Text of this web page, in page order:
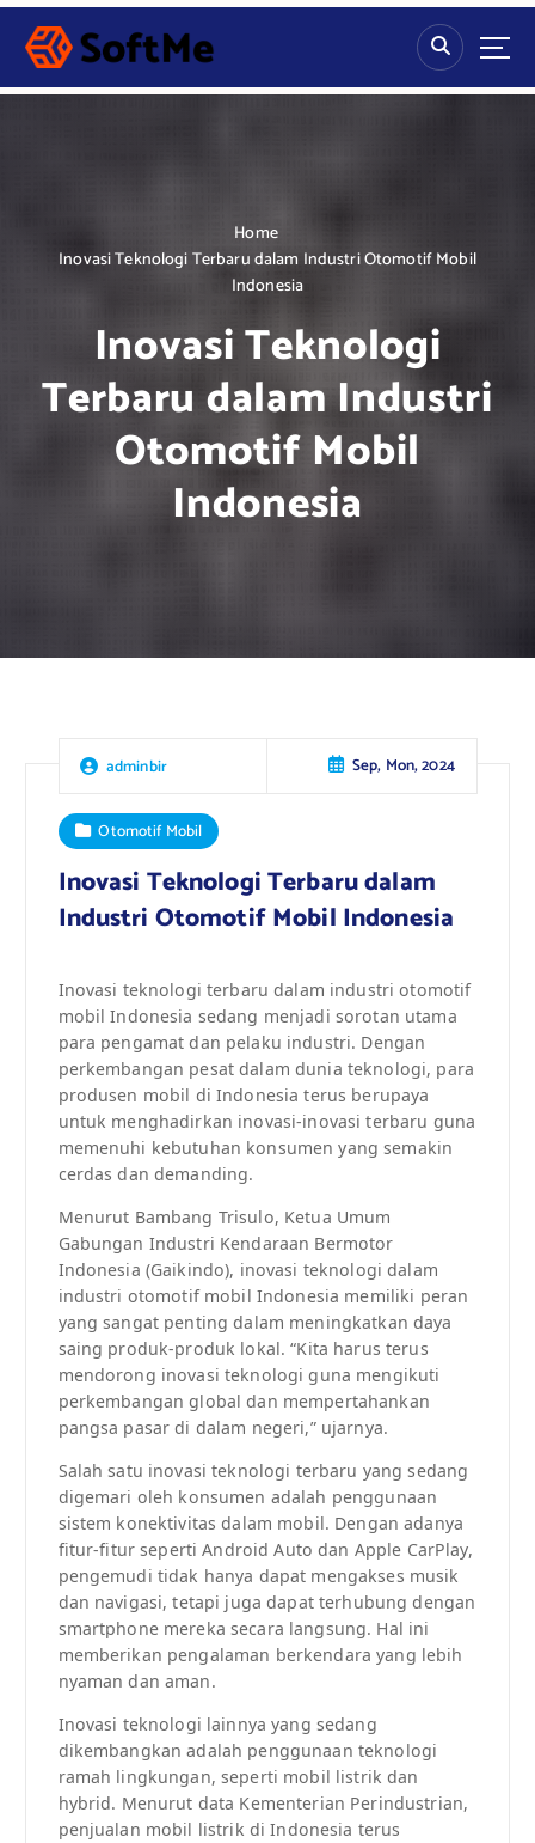
S
p
Home
Inovasi Teknologi Terbaru dalam Industri Otomotif Mobil
Indonesia
Inovasi Teknologi
Terbaru dalam Industri
Otomotif Mobil
Indonesia
adminbir Sep, Mon, 2024
Otomotif Mobil
Inovasi Teknologi Terbaru dalam
Industri Otomotif Mobil Indonesia
Inovasi teknologi terbaru dalam industri otomotif
mobil Indonesia sedang menjadi sorotan utama
para pengamat dan pelaku industri. Dengan
perkembangan pesat dalam dunia teknologi, para
produsen mobil di Indonesia terus berupaya
untuk menghadirkan inovasi-inovasi terbaru guna
memenuhi kebutuhan konsumen yang semakin
cerdas dan demanding.
Menurut Bambang Trisulo, Ketua Umum
Gabungan Industri Kendaraan Bermotor
Indonesia (Gaikindo), inovasi teknologi dalam
industri otomotif mobil Indonesia memiliki peran
yang sangat penting dalam meningkatkan daya
saing produk-produk lokal. “Kita harus terus
mendorong inovasi teknologi guna mengikuti
perkembangan global dan mempertahankan
pangsa pasar di dalam negeri,” ujarnya.
Salah satu inovasi teknologi terbaru yang sedang
digemari oleh konsumen adalah penggunaan
sistem konektivitas dalam mobil. Dengan adanya
fitur-fitur seperti Android Auto dan Apple CarPlay,
pengemudi tidak hanya dapat mengakses musik
dan navigasi, tetapi juga dapat terhubung dengan
smartphone mereka secara langsung. Hal ini
memberikan pengalaman berkendara yang lebih
nyaman dan aman.
Inovasi teknologi lainnya yang sedang
dikembangkan adalah penggunaan teknologi
ramah lingkungan, seperti mobil listrik dan
hybrid. Menurut data Kementerian Perindustrian,
penjualan mobil listrik di Indonesia terus